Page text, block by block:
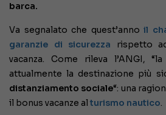
barca.
Va segnalato che quest’annoil
garanzie di sicurezza rispetto
vacanza. Come rileva l’ANGI,
attualmente la destinazione più
distanziamento sociale“: una
il bonus vacanze al turismo nautico.